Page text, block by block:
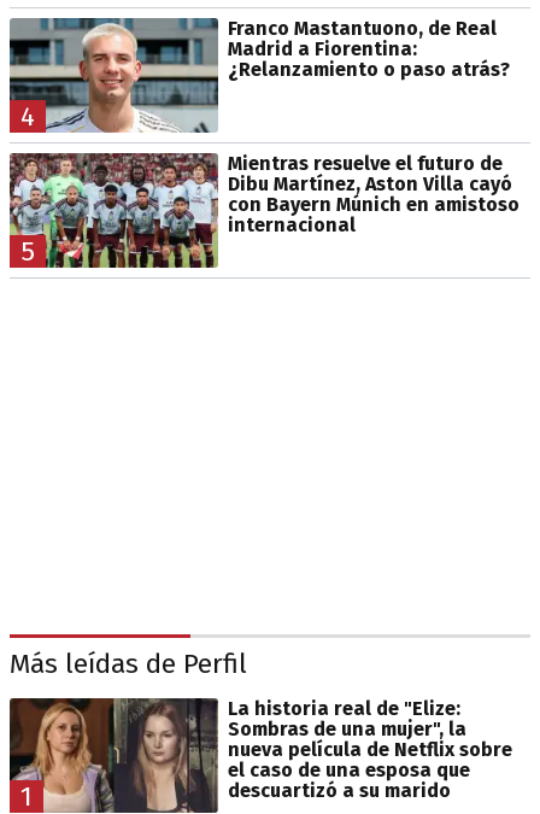
4
Franco Mastantuono, de Real
Madrid a Fiorentina:
¿Relanzamiento o paso atrás?
5
Mientras resuelve el futuro de
Dibu Martínez, Aston Villa cayó
con Bayern Múnich en amistoso
internacional
Más leídas de Perfil
1
La historia real de "Elize:
Sombras de una mujer", la
nueva película de Netflix sobre
el caso de una esposa que
descuartizó a su marido